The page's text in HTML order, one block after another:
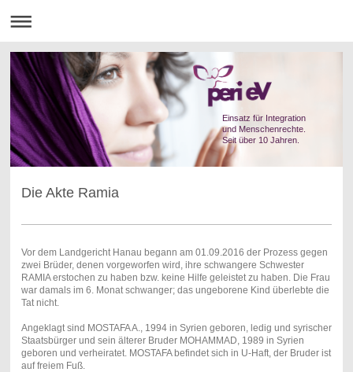
Einsatz für Integration
und Menschenrechte.
Seit über 10 Jahren.
Die Akte Ramia
Vor dem Landgericht Hanau begann am 01.09.2016 der Prozess gegen
zwei Brüder, denen vorgeworfen wird, ihre schwangere Schwester
RAMIA erstochen zu haben bzw. keine Hilfe geleistet zu haben. Die Frau
war damals im 6. Monat schwanger; das ungeborene Kind überlebte die
Tat nicht.
Angeklagt sind MOSTAFA A., 1994 in Syrien geboren, ledig und syrischer
Staatsbürger und sein älterer Bruder MOHAMMAD, 1989 in Syrien
geboren und verheiratet. MOSTAFA befindet sich in U-Haft, der Bruder ist
auf freiem Fuß.